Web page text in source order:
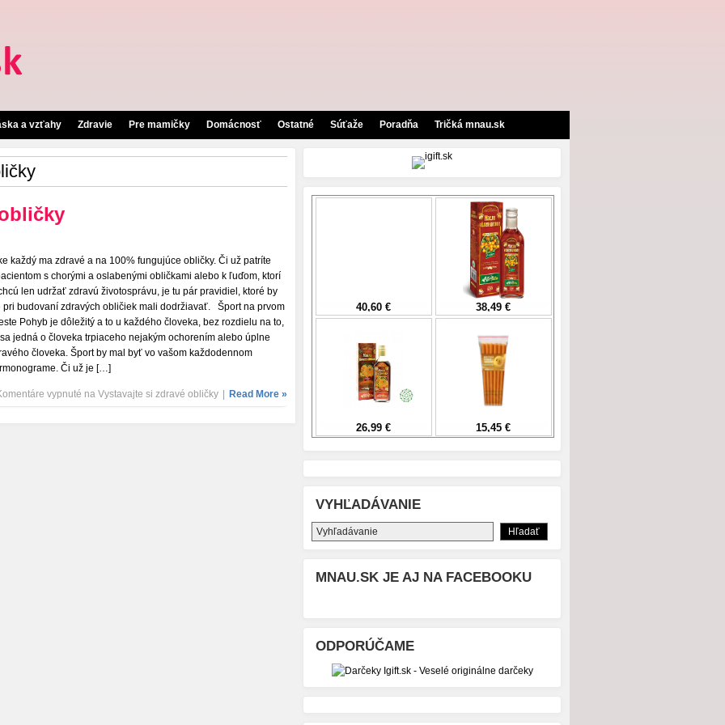
a vzťahy Zdravie Pre mamičky Domácnosť Ostatné Súťaže Poradňa Tričká mnau.sk
každý ma zdravé a na 100% fungujúce obličky. Či už patríte
s chorými a oslabenými obličkami alebo k ľuďom, ktorí
len udržať zdravú životosprávu, je tu pár pravidiel, ktoré by
pri budovaní zdravých obličiek mali dodržiavať. Šport na prvom
Pohyb je dôležitý a to u každého človeka, bez rozdielu na to,
jedná o človeka trpiaceho nejakým ochorením alebo úplne
človeka. Šport by mal byť vo vašom každodennom
Či už je […]
vypnuté na Vystavajte si zdravé obličky Read More »
VYHĽADÁVANIE
MNAU.SK JE AJ NA FACEBOOKU
ODPORÚČAME